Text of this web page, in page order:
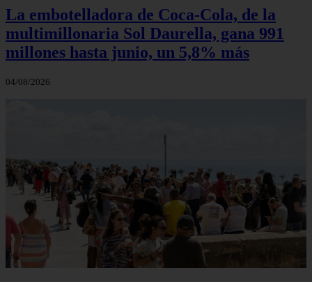
La embotelladora de Coca-Cola, de la
multimillonaria Sol Daurella, gana 991
millones hasta junio, un 5,8% más
04/08/2026